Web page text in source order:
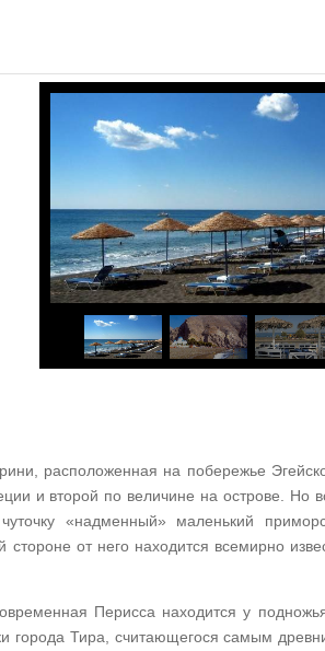
расположенная на побережье
и второй по величине на острове. Но
«надменный» маленький
от него находится всемирно
Перисса находится у
города Тира, считающегося самым